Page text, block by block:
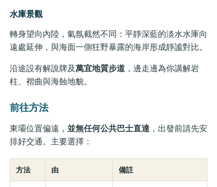
水庫景觀
轉身望向內陸，氣氛截然不同：平靜深藍的淡水水庫向
遠處延伸，與海面一側狂野暴露的海岸形成靜謐對比。
沿途設有解說牌及萬宜地質步道 ，邊走邊為你講解岩
柱、褶曲與海蝕地貌。
前往方法
東壩位置偏遠， 並無任何公共巴士直達 ，出發前請先安
排好交通。主要選擇：
方法 由 備註